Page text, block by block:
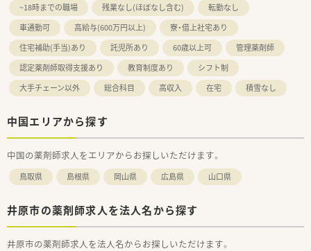
~18時までの職場
残業なし(ほぼなし含む)
転勤なし
車通勤可
高給与(600万円以上)
寮・借上社宅あり
住宅補助(手当)あり
託児所あり 60歳以上可
管理薬剤師
認定薬剤師取得支援あり
教育制度あり
シフト制
大手チェーン以外
総合科目 高収入 在宅 積雪なし
中国エリアから探す
中国の薬剤師求人をエリアからお探しいただけます。
鳥取県 島根県 岡山県 広島県 山口県
井原市の薬剤師求人を法人名から探す
井原市の薬剤師求人を法人名からお探しいただけます。